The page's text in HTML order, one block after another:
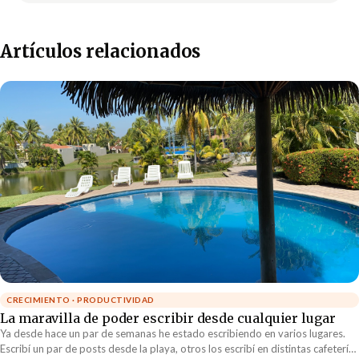
Artículos relacionados
CRECIMIENTO · PRODUCTIVIDAD
La maravilla de poder escribir desde cualquier lugar
Ya desde hace un par de semanas he estado escribiendo en varios lugares.
Escribí un par de posts desde la playa, otros los escribí en distintas cafeterías